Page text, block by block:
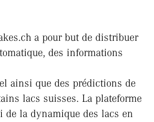
a pour but de distribuer
des informations
ainsi que des prédictions de
lacs suisses. La plateforme
de la dynamique des lacs en